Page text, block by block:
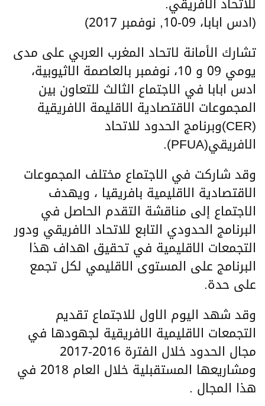
(ادس ابابا، 09-10, نوفمبر 2017)
تشارك الأمانة لاتحاد المغرب العربي على مدى
يومي 09 و 10، نوفمبر بالعاصمة الاثيوبية،
ادس ابابا في الاجتماع الثالث للتعاون بين
المجموعات الاقتصادية الاقليمة الافريقية
(CER)وبرنامج الحدود للاتحاد
الافريقي(PFUA).
وقد شاركت في الاجتماع مختلف المجموعات
الاقتصادية الاقليمية بافريقيا ، ويهدف
الاجتماع إلى مناقشة التقدم الحاصل في
البرنامج الحدودي التابع للاتحاد الافريقي ودور
التجمعات الاقليمية في تحقيق اهداف هذا
البرنامج على المستوى الاقليمي لكل تجمع
على حدة.
وقد شهد اليوم الاول للاجتماع تقديم
التجمعات الاقليمية الافريقية لجهودها في
مجال الحدود خلال الفترة 2016-2017
ومشاريعها المستقبلية خلال العام 2018 في
هذا المجال .